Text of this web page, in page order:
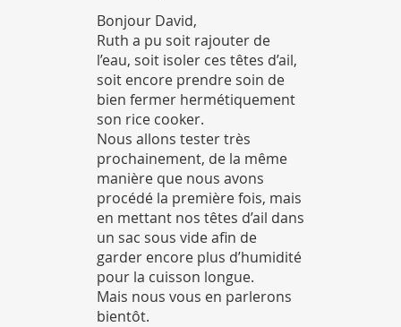
Bonjour David,
Ruth a pu soit rajouter de
l’eau, soit isoler ces têtes d’ail,
soit encore prendre soin de
bien fermer hermétiquement
son rice cooker.
Nous allons tester très
prochainement, de la même
manière que nous avons
procédé la première fois, mais
en mettant nos têtes d’ail dans
un sac sous vide afin de
garder encore plus d’humidité
pour la cuisson longue.
Mais nous vous en parlerons
bientôt.